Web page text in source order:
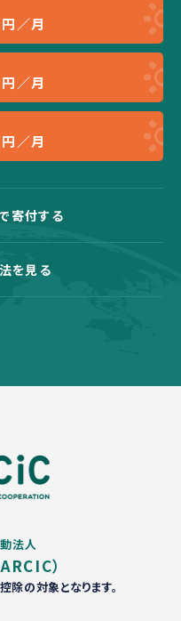
円／月
円／月
円／月
寄付する
を見る
法人
）
の対象となります。